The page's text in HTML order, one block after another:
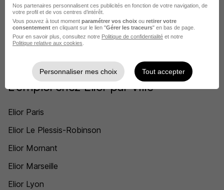
Second de cuisine Elior
Chef gérant en restauration collective Elior
Voir plus
L'emploi chez Elior par Ville
Elior Paris
Elior Le Plessis-Robinson
Elior Mornant
Elior Marseille
Elior Lyon
Nos partenaires personnalisent ces publicités en fonction de votre navigation, de
votre profil et de vos centres d’intérêt.
Vous pouvez à tout moment paramétrer vos choix ou retirer votre
consentement en cliquant sur le lien "Gérer les traceurs" en bas de page.
Pour en savoir plus, consultez notre Politique de confidentialité et notre
Politique relative aux cookies
Personnaliser mes choix Tout accepter